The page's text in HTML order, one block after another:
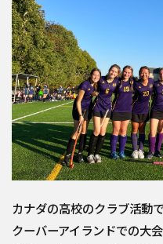
カナダの高校のクラブ活動
クーバーアイランドでの大